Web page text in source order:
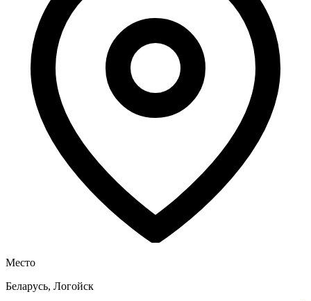
Место
Беларусь, Логойск